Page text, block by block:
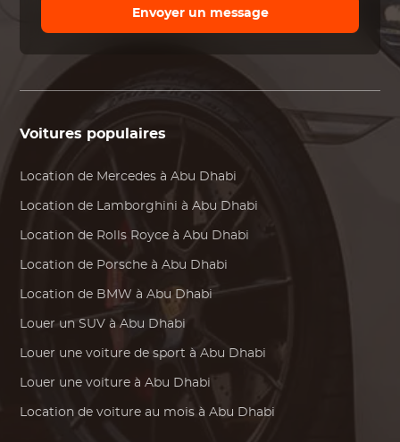
Envoyer un message
Voitures populaires
Location de Mercedes à Abu Dhabi
Location de Lamborghini à Abu Dhabi
Location de Rolls Royce à Abu Dhabi
Location de Porsche à Abu Dhabi
Location de BMW à Abu Dhabi
Louer un SUV à Abu Dhabi
Louer une voiture de sport à Abu Dhabi
Louer une voiture à Abu Dhabi
Location de voiture au mois à Abu Dhabi